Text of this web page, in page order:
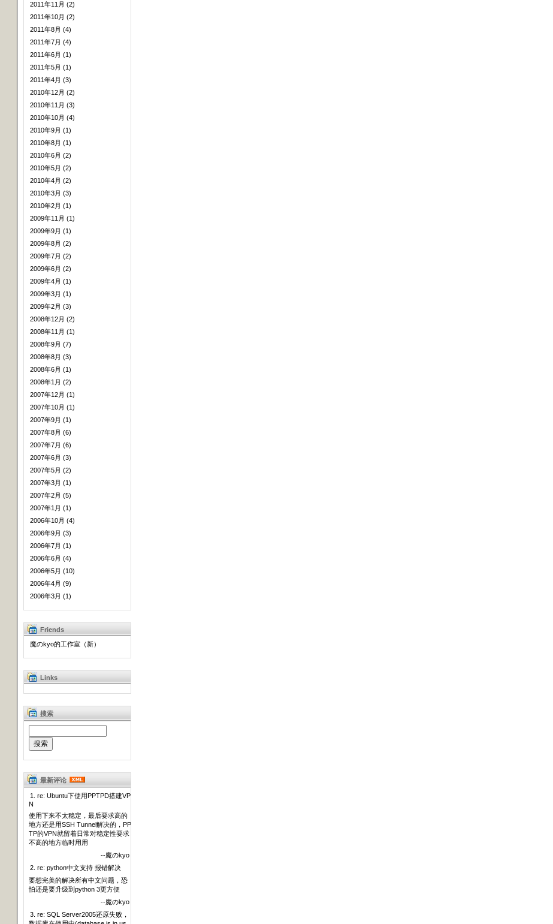
2011年11月 (2)
2011年10月 (2)
2011年8月 (4)
2011年7月 (4)
2011年6月 (1)
2011年5月 (1)
2011年4月 (3)
2010年12月 (2)
2010年11月 (3)
2010年10月 (4)
2010年9月 (1)
2010年8月 (1)
2010年6月 (2)
2010年5月 (2)
2010年4月 (2)
2010年3月 (3)
2010年2月 (1)
2009年11月 (1)
2009年9月 (1)
2009年8月 (2)
2009年7月 (2)
2009年6月 (2)
2009年4月 (1)
2009年3月 (1)
2009年2月 (3)
2008年12月 (2)
2008年11月 (1)
2008年9月 (7)
2008年8月 (3)
2008年6月 (1)
2008年1月 (2)
2007年12月 (1)
2007年10月 (1)
2007年9月 (1)
2007年8月 (6)
2007年7月 (6)
2007年6月 (3)
2007年5月 (2)
2007年3月 (1)
2007年2月 (5)
2007年1月 (1)
2006年10月 (4)
2006年9月 (3)
2006年7月 (1)
2006年6月 (4)
2006年5月 (10)
2006年4月 (9)
2006年3月 (1)
Friends
魔のkyo的工作室（新）
Links
搜索
最新评论
1. re: Ubuntu下使用PPTPD搭建VP
N
使用下来不太稳定，最后要求高的
地方还是用SSH Tunnel解决的，PP
TP的VPN就留着日常对稳定性要求
不高的地方临时用用
--魔のkyo
2. re: python中文支持 报错解决
要想完美的解决所有中文问题，恐
怕还是要升级到python 3更方便
--魔のkyo
3. re: SQL Server2005还原失败，